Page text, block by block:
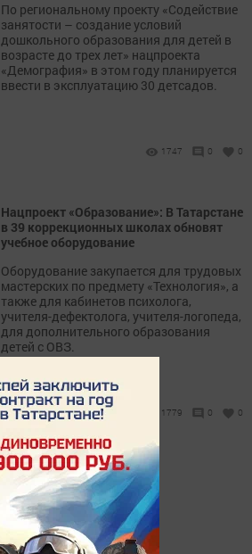
По региональному проекту «Содействие
занятости – создание условий
дошкольного образования для детей в
возрасте до трех лет» нацпроекта
«Демография» в этом году планируется
ввести в эксплуатацию 30 детсадов.
1747 0 0
Нацпроект «Образование»: В Татарстане
в 39 коррекционных школах обновят
учебное оборудование
Оборудование закупается для трудовых
мастерских по предмету «Технология», а
также для кабинетов психолога,
учителя-дефектолога, учителя-логопеда,
для дополнительного образования
детей с ОВЗ.
1779 0 0